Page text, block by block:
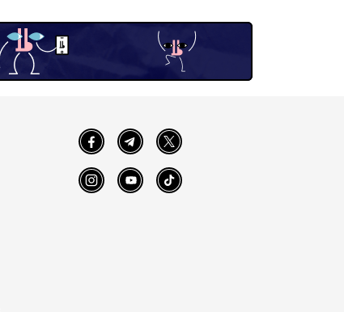
FacebookTelegram Twitter
InstagramYouTube TikTok